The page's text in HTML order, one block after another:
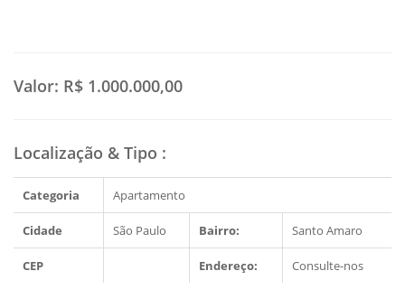
Valor: R$ 1.000.000,00
Localização & Tipo :
Categoria Apartamento
Cidade São Paulo Bairro: Santo Amaro
CEP Endereço: Consulte-nos